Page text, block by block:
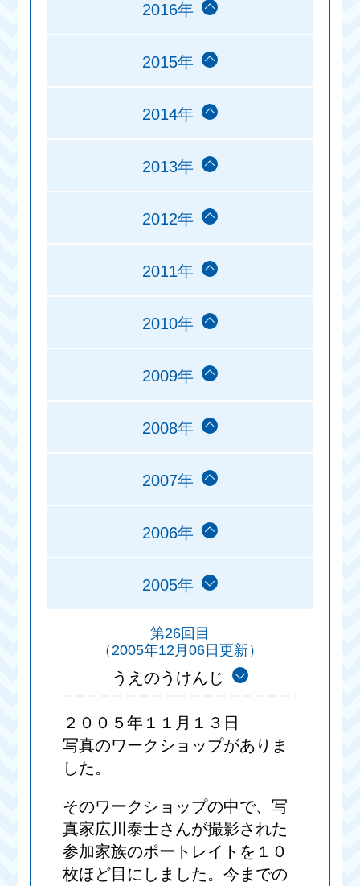
2016年
2015年
2014年
2013年
2012年
2011年
2010年
2009年
2008年
2007年
2006年
2005年
第26回目
（2005年12月06日更新）
うえのうけんじ
２００５年１１月１３日
写真のワークショップがありま
した。
そのワークショップの中で、写
真家広川泰士さんが撮影された
参加家族のポートレイトを１０
枚ほど目にしました。今までの